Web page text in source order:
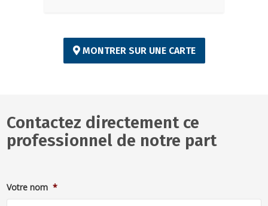
MONTRER SUR UNE CARTE
Contactez directement ce
professionnel de notre part
Votre nom *